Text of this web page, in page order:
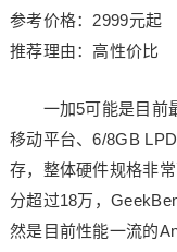
参考价格：2999元起
推荐理由：高性价比
一加5可能是目前最
移动平台、6/8GB
存，整体硬件规格非
分超过18万，
然是目前性能一流的